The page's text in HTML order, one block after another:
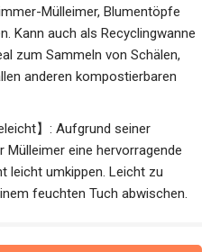
Mülleimer, Blumentöpfe
Kann auch als Recyclingwanne
zum Sammeln von Schälen,
anderen kompostierbaren
】: Aufgrund seiner
Mülleimer eine hervorragende
leicht umkippen. Leicht zu
feuchten Tuch abwischen.